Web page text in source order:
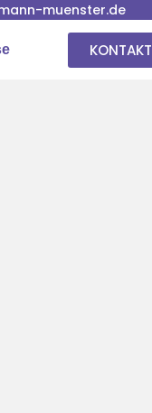
muenster.de
KONTAKT